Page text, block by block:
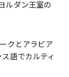
ルダン王室の
クとアラビア
語でカルティ